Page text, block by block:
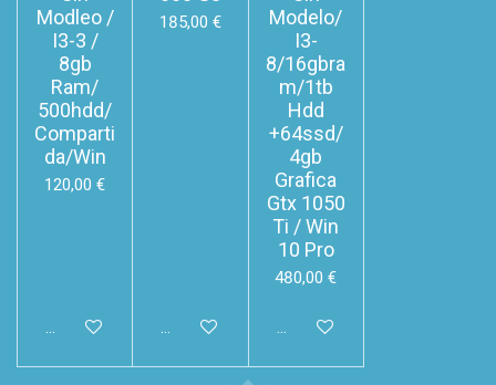
Modleo /
I3-3 /
8gb
Ram/
500hdd/
Comparti
da/Win
120,00 €
Añadir al carrito
185,00 €
Añadir al carrito
Modelo/
I3-
8/16gbra
m/1tb
Hdd
+64ssd/
4gb
Grafica
Gtx 1050
Ti / Win
10 Pro
480,00 €
Añadir al carrito